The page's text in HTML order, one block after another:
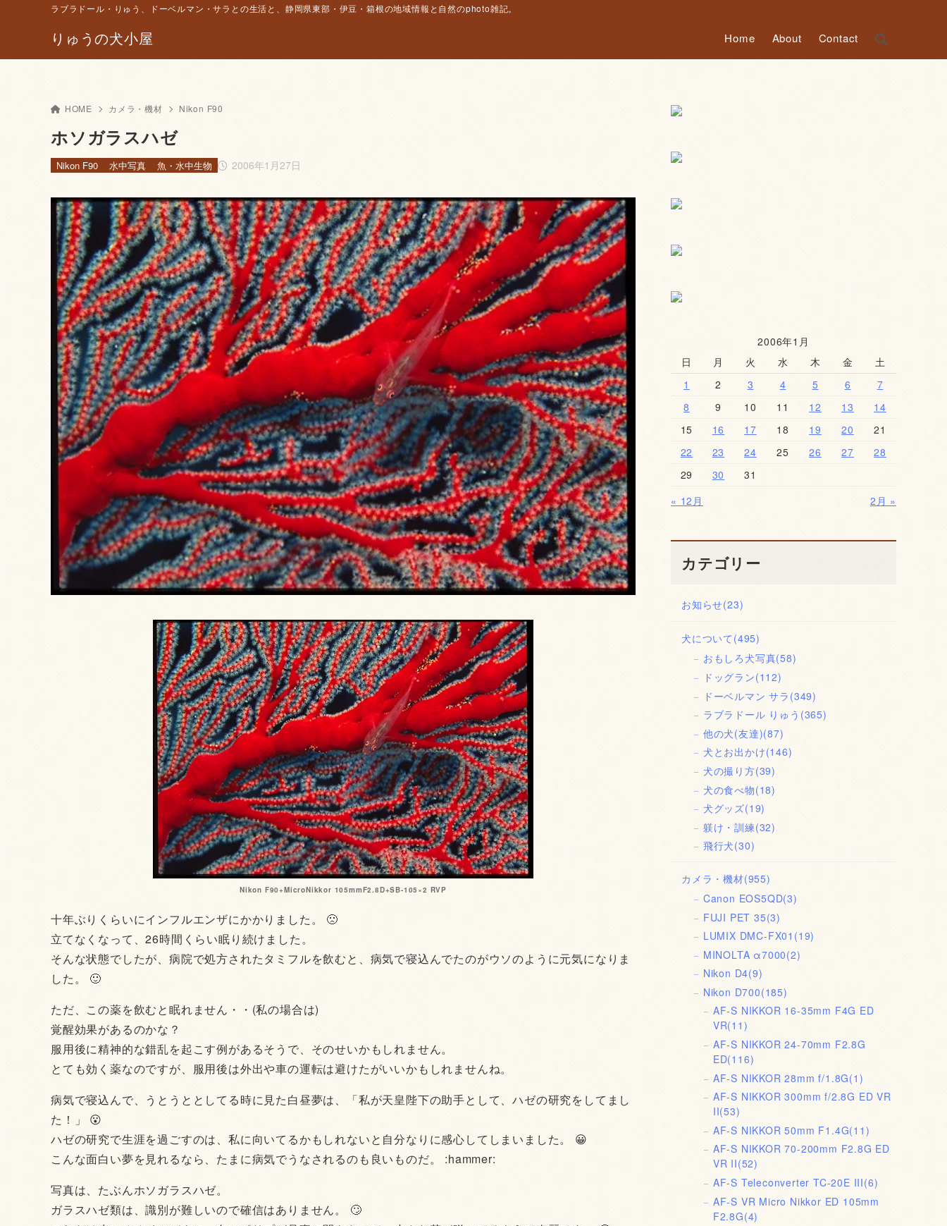
りゅうの犬小屋
ラブラドール・りゅう、ドーベルマン・サラとの生活と、静岡県東部・伊豆・箱根の地域情報と自然のphoto雑記。
Home About Contact
HOME カメラ・機材 Nikon F90
ホソガラスハゼ
2006年1月27日
Nikon F90 水中写真 魚・水中生物
Nikon F90+MicroNikkor 105mmF2.8D+SB-105×2 RVP
十年ぶりくらいにインフルエンザにかかりました。 🙁
立てなくなって、26時間くらい眠り続けました。
そんな状態でしたが、病院で処方されたタミフルを飲むと、病気で寝込んでたのがウソのように元気になりま
した。 🙂
ただ、この薬を飲むと眠れません・・(私の場合は)
覚醒効果があるのかな？
服用後に精神的な錯乱を起こす例があるそうで、そのせいかもしれません。
とても効く薬なのですが、服用後は外出や車の運転は避けたがいいかもしれませんね。
病気で寝込んで、うとうととしてる時に見た白昼夢は、「私が天皇陛下の助手として、ハゼの研究をしてまし
た！」 😮
ハゼの研究で生涯を過ごすのは、私に向いてるかもしれないと自分なりに感心してしまいました。 😀
こんな面白い夢を見れるなら、たまに病気でうなされるのも良いものだ。 :hammer:
写真は、たぶんホソガラスハゼ。
ガラスハゼ類は、識別が難しいので確信はありません。 🙄
2006年1月
日
月 火 水 木 金
土
1
2 3 4 5 6
7
8
9 10 11 12 13
14
15
16 17 18 19 20
21
22
23 24 25 26 27
28
29
30
31
« 12月
2月 »
カテゴリー
お知らせ(23)
犬について (495)
おもしろ犬写真(58)
ドッグラン(112)
ドーベルマン サラ (349)
ラブラドール りゅう (365)
他の犬(友達)(87)
犬とお出かけ(146)
犬の撮り方(39)
犬の食べ物(18)
犬グッズ(19)
躾け・訓練(32)
飛行犬(30)
カメラ・機材(955)
Canon EOS5QD(3)
FUJI PET 35(3)
LUMIX DMC-FX01 (19)
MINOLTA α7000(2)
Nikon D4(9)
Nikon D700(185)
AF-S NIKKOR 16-35mm F4G ED
VR(11)
AF-S NIKKOR 24-70mm F2.8G
ED(116)
AF-S NIKKOR 28mm f/1.8G(1)
AF-S NIKKOR 300mm f/2.8G ED VR
II(53)
AF-S NIKKOR 50mm F1.4G(11)
AF-S NIKKOR 70-200mm F2.8G ED
VR II(52)
AF-S Teleconverter TC-20E III(6)
AF-S VR Micro Nikkor ED 105mm
F2.8G(4)